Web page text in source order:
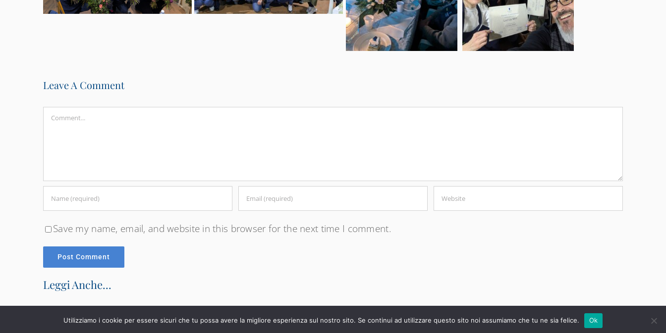
Leave A Comment
Comment
Save my name, email, and website in this browser for the next time I comment.
Leggi Anche...
Utilizziamo i cookie per essere sicuri che tu possa avere la migliore esperienza sul nostro sito. Se continui ad utilizzare questo sito noi assumiamo che tu ne sia felice. Ok